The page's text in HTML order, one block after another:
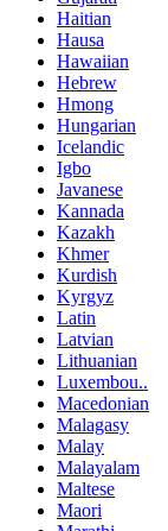
Haitian
Hausa
Hawaiian
Hebrew
Hmong
Hungarian
Icelandic
Igbo
Javanese
Kannada
Kazakh
Khmer
Kurdish
Kyrgyz
Latin
Latvian
Lithuanian
Luxembou..
Macedonian
Malagasy
Malay
Malayalam
Maltese
Maori